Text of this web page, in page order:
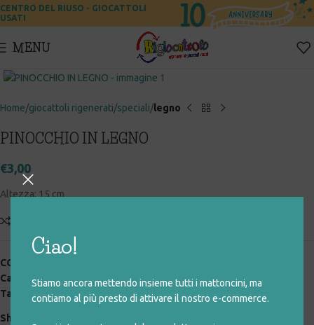
Ciao!
Stiamo ancora mettendo insieme tutti i mattoncini, ma
contiamo al più presto di attivare il nostro e-commerce.
CENTRO DEL RIUSO - GIOCATTOLI
USATI
MENU
Home giocattoli rigenerati speciali legno
PINOCCHIO IN LEGNO
€3,00
Altezza: 15 cm
COD:
Categorie:giocattoli rigenerati , legno
speciali
Tag:
legno, pinocchio
Share: